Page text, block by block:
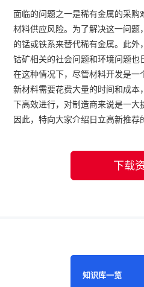
面临的问题之一是稀有金属的采
材料供应风险。为了解决这一问
的锰或铁系来替代稀有金属。此
钴矿相关的社会问题和环境问题也
在这种情况下，尽管材料开发是一
新材料需要花费大量的时间和成本
下高效进行，对制造商来说是一大
因此，特向大家介绍日立高新推荐
下载
知识库一览